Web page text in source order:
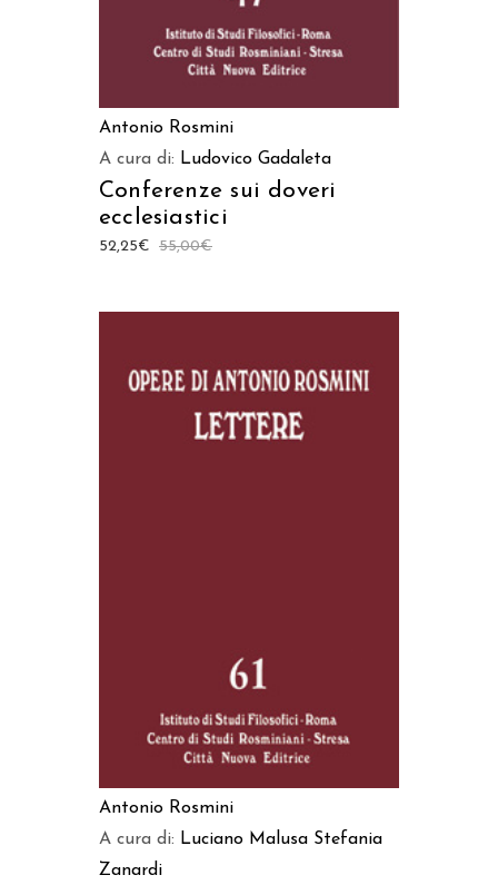
Antonio Rosmini
A cura di: Ludovico Gadaleta
Conferenze sui doveri
ecclesiastici
55,00€
52,25€
Antonio Rosmini
A cura di: Luciano Malusa Stefania
Zanardi